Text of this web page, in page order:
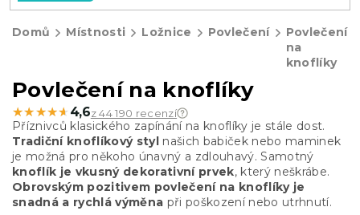
Domů Místnosti Ložnice Povlečení
Povlečení
na
knoflíky
Povlečení na knoflíky
★★★★★
★★★★★ 4,6z 44 190 recenzí
Příznivců klasického zapínání na knoflíky je stále dost.
Tradiční knoflíkový styl našich babiček nebo maminek
je možná pro někoho únavný a zdlouhavý. Samotný
knoflík je vkusný dekorativní prvek, který neškrábe.
Obrovským pozitivem povlečení na knoflíky je
snadná a rychlá výměna při poškození nebo utrhnutí.